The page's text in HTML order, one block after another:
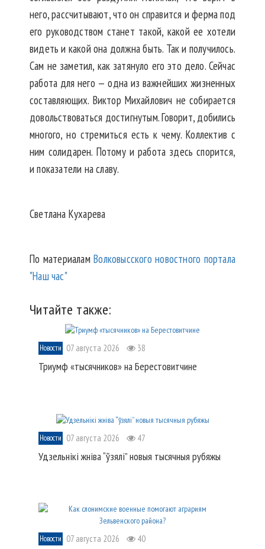
него, рассчитывают, что он справится и ферма под
его руководством станет такой, какой ее хотели
видеть и какой она должна быть. Так и получилось.
Сам не заметил, как затянуло его это дело. Сейчас
работа для него — одна из важнейших жизненных
составляющих. Виктор Михайлович не собирается
довольствоваться достигнутым. Говорит, добились
многого, но стремиться есть к чему. Коллектив с
ним солидарен. Потому и работа здесь спорится,
и показатели на славу.
Светлана Кухарева
По материаламВолковысского новостного портала
"Наш час"
Читайте также:
Новости 07 августа 2026 38
Триумф «тысячников» на Берестовитчине
Новости 07 августа 2026 47
Удзельнікі жніва “ўзялі” новыя тысячныя рубяжы
Новости 07 августа 2026 40